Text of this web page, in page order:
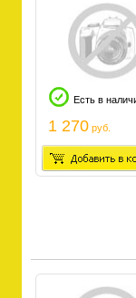
Есть в
1 270 руб.